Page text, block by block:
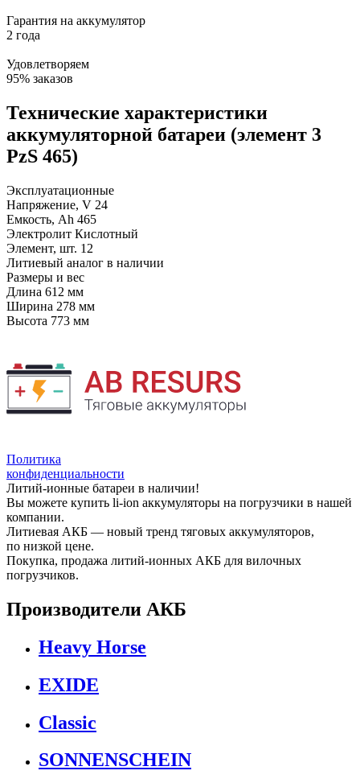
Гарантия на аккумулятор
2 года
Удовлетворяем
95% заказов
Технические характеристики
аккумуляторной батареи (элемент 3
PzS 465)
Эксплуатационные
Напряжение, V 24
Емкость, Ah 465
Электролит Кислотный
Элемент, шт. 12
Литиевый аналог в наличии
Размеры и вес
Длина 612 мм
Ширина 278 мм
Высота 773 мм
Политика
конфиденциальности
Литий-ионные батареи в наличии!
Вы можете купить li-ion аккумуляторы на погрузчики в нашей
компании.
Литиевая АКБ — новый тренд тяговых аккумуляторов,
по низкой цене.
Покупка, продажа литий-ионных АКБ для вилочных
погрузчиков.
Производители АКБ
Heavy Horse
EXIDE
Classic
SONNENSCHEIN